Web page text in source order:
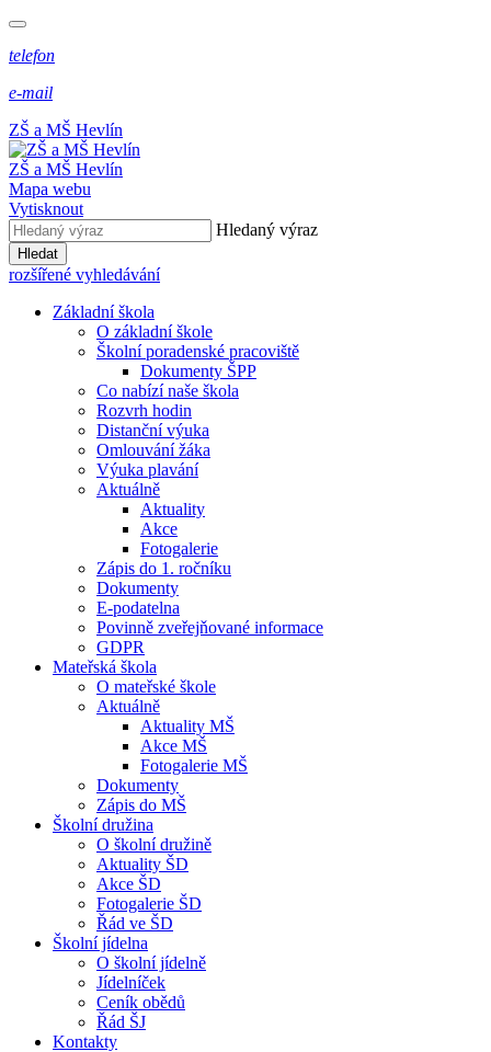
telefon
e-mail
ZŠ a MŠ Hevlín
ZŠ a MŠ Hevlín
Mapa webu
Vytisknout
Hledaný výraz
Hledat
rozšířené vyhledávání
Základní škola
O základní škole
Školní poradenské pracoviště
Dokumenty ŠPP
Co nabízí naše škola
Rozvrh hodin
Distanční výuka
Omlouvání žáka
Výuka plavání
Aktuálně
Aktuality
Akce
Fotogalerie
Zápis do 1. ročníku
Dokumenty
E-podatelna
Povinně zveřejňované informace
GDPR
Mateřská škola
O mateřské škole
Aktuálně
Aktuality MŠ
Akce MŠ
Fotogalerie MŠ
Dokumenty
Zápis do MŠ
Školní družina
O školní družině
Aktuality ŠD
Akce ŠD
Fotogalerie ŠD
Řád ve ŠD
Školní jídelna
O školní jídelně
Jídelníček
Ceník obědů
Řád ŠJ
Kontakty